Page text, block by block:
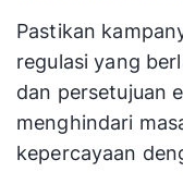
Pastikan
regulasi yang
dan persetujuan
menghindari
kepercayaan